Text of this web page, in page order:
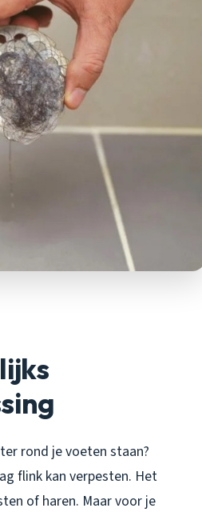
rond je voeten staan?
flink kan verpesten. Het
of haren. Maar voor je